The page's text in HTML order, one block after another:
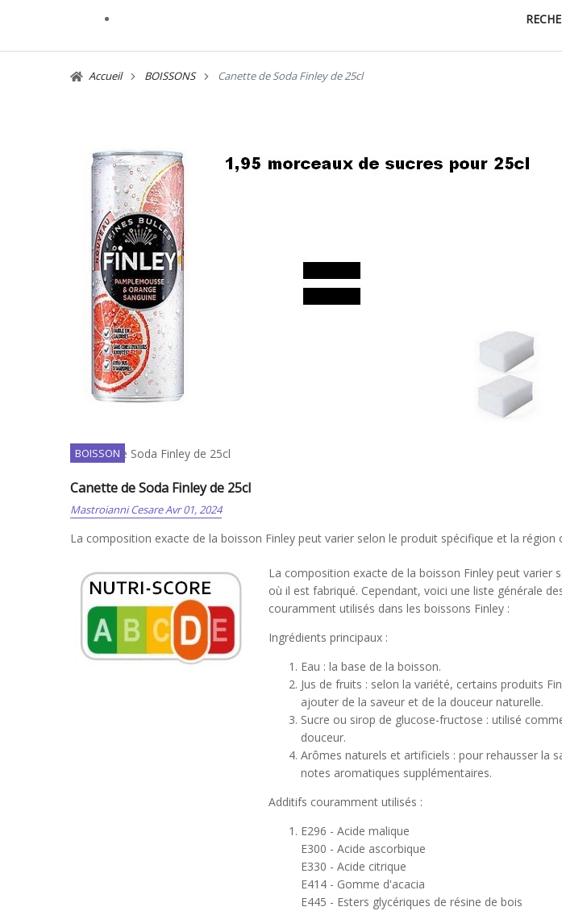
Accueil BOISSONS Canette de Soda Finley de 25cl
Canette de Soda Finley de 25cl
BOISSON
Canette de Soda Finley de 25cl
Mastroianni CesareAvr 01, 2024
La composition exacte de la boisson Finley peut varier selon le produit spécifique et la région
La composition exacte de la boisson Finley peut varier
où il est fabriqué. Cependant, voici une liste générale
couramment utilisés dans les boissons Finley :
Ingrédients principaux :
Eau : la base de la boisson.
Jus de fruits : selon la variété, certains produits
ajouter de la saveur et de la douceur naturelle.
Sucre ou sirop de glucose-fructose : utilisé
douceur.
Arômes naturels et artificiels : pour rehausser la
notes aromatiques supplémentaires.
Additifs couramment utilisés :
E296 - Acide malique
E300 - Acide ascorbique
E330 - Acide citrique
E414 - Gomme d'acacia
E445 - Esters glycériques de résine de bois